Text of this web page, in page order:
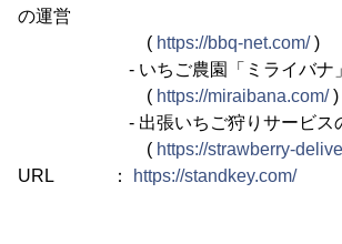
の運営
( https://bbq-net.com/)
- いちご農園「ミライバナ」
( https://miraibana.com/)
- 出張いちご狩りサービスの
( https://strawberry-
URL ：
https://standkey.com/